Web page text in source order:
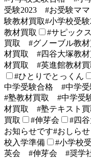
受験2023 #お受験ママ
験教材買取#小学校受
教材買取
#サピック
買取 #グノーブル教
材買取 #四谷大塚教
材買取 #英進館教材買
#ひとりでとっくん
中学受験合格 #中学
#塾教材買取 #中学
材買取 #塾テキスト買
買取
#伸芽会 #四
お知らせです#おしらせ
校入学準備
#小学校
英会 #伸芽会 #奨学